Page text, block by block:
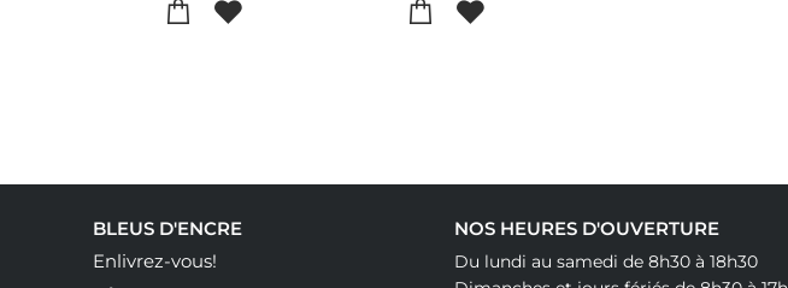
BLEUS D'ENCRE
Enlivrez-vous!
NOS HEURES D'OUVERTURE
Du lundi au samedi de 8h30 à 18h30